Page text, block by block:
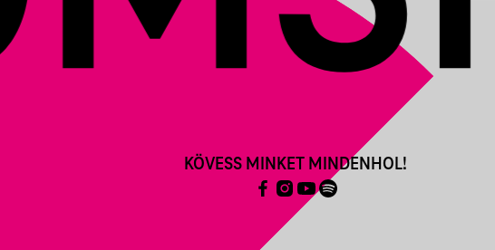
KÖVESS MINKET MINDENHOL!